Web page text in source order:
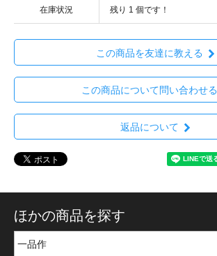
在庫状況 残り 1 個です！
この商品を友達に教える
この商品について問い合わせる
返品について
ほかの商品を探す